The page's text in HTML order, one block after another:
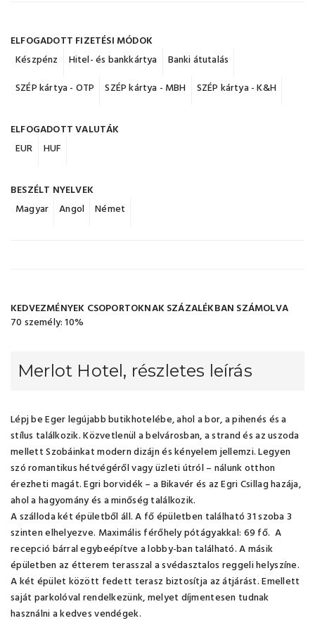
ELFOGADOTT FIZETÉSI MÓDOK
Készpénz
Hitel- és bankkártya
Banki átutalás
SZÉP kártya - OTP
SZÉP kártya - MBH SZÉP kártya - K&H
ELFOGADOTT VALUTÁK
EUR
HUF
BESZÉLT NYELVEK
Magyar
Angol Német
KEDVEZMÉNYEK CSOPORTOKNAK SZÁZALÉKBAN SZÁMOLVA
70 személy: 10%
Merlot Hotel, részletes leírás
Lépj be Eger legújabb butikhotelébe, ahol a bor, a pihenés és a
stílus találkozik. Közvetlenül a belvárosban, a strand és az uszoda
mellett Szobáinkat modern dizájn és kényelem jellemzi. Legyen
szó romantikus hétvégéről vagy üzleti útról – nálunk otthon
érezheti magát. Egri borvidék – a Bikavér és az Egri Csillag hazája,
ahol a hagyomány és a minőség találkozik.
A szálloda két épületből áll. A fő épületben található 31 szoba 3
szinten elhelyezve. Maximális férőhely pótágyakkal: 69 fő. A
recepció bárral egybeépítve a lobby-ban található. A másik
épületben az étterem terasszal a svédasztalos reggeli helyszíne.
A két épület között fedett terasz biztosítja az átjárást. Emellett
saját parkolóval rendelkezünk, melyet díjmentesen tudnak
használni a kedves vendégek.